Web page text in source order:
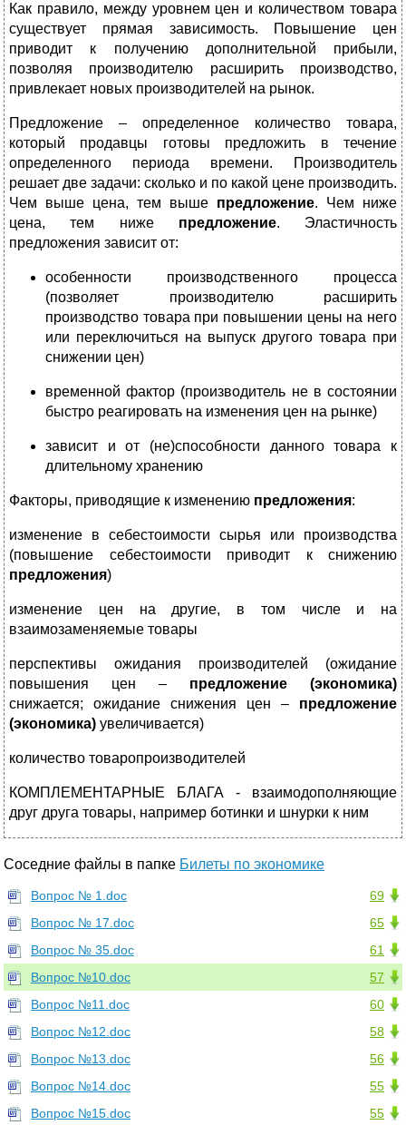
Как правило, между уровнем цен и количеством товара
существует прямая зависимость. Повышение цен
приводит к получению дополнительной прибыли,
позволяя производителю расширить производство,
привлекает новых производителей на рынок.
Предложение – определенное количество товара,
который продавцы готовы предложить в течение
определенного периода времени. Производитель
решает две задачи: сколько и по какой цене производить.
Чем выше цена, тем выше предложение. Чем ниже
цена, тем ниже предложение. Эластичность
предложения зависит от:
особенности производственного процесса
(позволяет производителю расширить
производство товара при повышении цены на него
или переключиться на выпуск другого товара при
снижении цен)
временной фактор (производитель не в состоянии
быстро реагировать на изменения цен на рынке)
зависит и от (не)способности данного товара к
длительному хранению
Факторы, приводящие к изменению предложения:
изменение в себестоимости сырья или производства
(повышение себестоимости приводит к снижению
предложения)
изменение цен на другие, в том числе и на
взаимозаменяемые товары
перспективы ожидания производителей (ожидание
повышения цен – предложение (экономика)
снижается; ожидание снижения цен – предложение
(экономика) увеличивается)
количество товаропроизводителей
КОМПЛЕМЕНТАРНЫЕ БЛАГА - взаимодополняющие
друг друга товары, например ботинки и шнурки к ним
Соседние файлы в папке Билеты по экономике
69
Вопрос № 1.doc
65
Вопрос № 17.doc
61
Вопрос № 35.doc
57
Вопрос №10.doc
60
Вопрос №11.doc
58
Вопрос №12.doc
56
Вопрос №13.doc
55
Вопрос №14.doc
55
Вопрос №15.doc